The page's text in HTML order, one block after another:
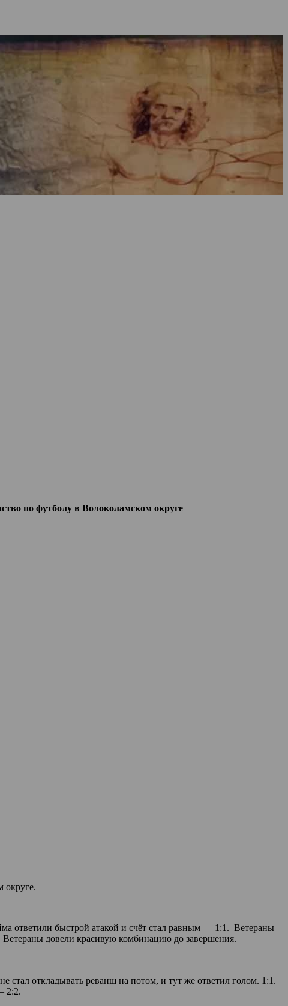
по футболу в Волоколамском округе
округе.
ответили быстрой атакой и счёт стал равным — 1:1. Ветераны
довели красивую комбинацию до завершения.
откладывать реванш на потом, и тут же ответил голом. 1:1.
2:2.